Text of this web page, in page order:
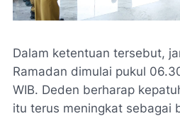
Dalam ketentuan tersebut,
Ramadan dimulai pukul
WIB. Deden berharap
itu terus meningkat sebagai